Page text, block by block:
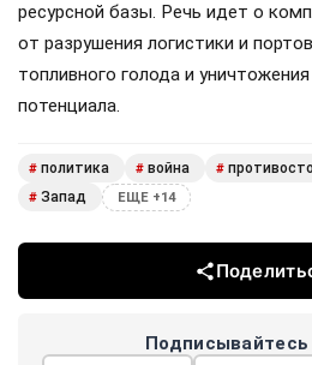
ресурсной базы. Речь идет о
от разрушения логистики и
топливного голода и
потенциала.
# политика # война #
# Запад ЕЩЕ +14
Подписывайтесь